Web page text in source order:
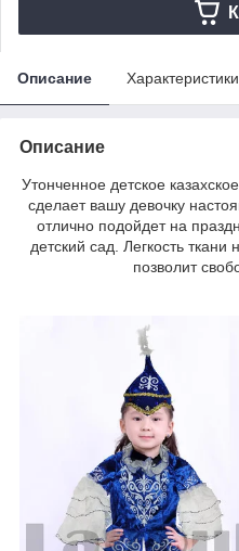
Описание Характеристики
Описание
Утонченное детское
сделает вашу девочку
отлично подойдет на
детский сад. Легкость
позволит